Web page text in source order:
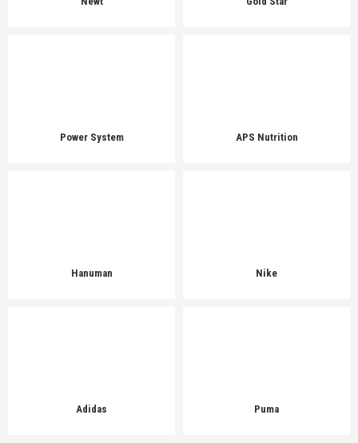
Power System APS Nutrition
Hanuman Nike
Adidas Puma